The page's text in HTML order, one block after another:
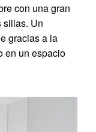
con una gran
sillas. Un
gracias a la
en un espacio